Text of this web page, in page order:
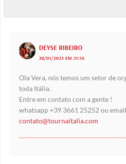
DEYSE RIBEIRO
28/01/2025 EM 21:34
Ola Vera, nós temos um setor de
toda Itália.
Entre em contato com a gente !
whatsapp +39 3661 25252 ou email
contato@tournaitalia.com